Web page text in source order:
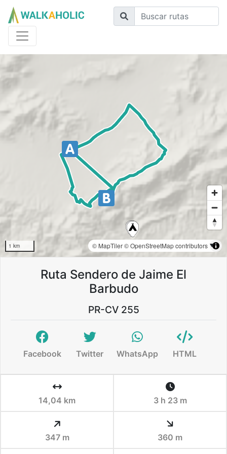
1 km © MapTiler© OpenStreetMap contributors
Ruta Sendero de Jaime El
Barbudo
PR-CV 255
Facebook Twitter WhatsApp HTML
14,04 km 3 h 23 m
347 m 360 m